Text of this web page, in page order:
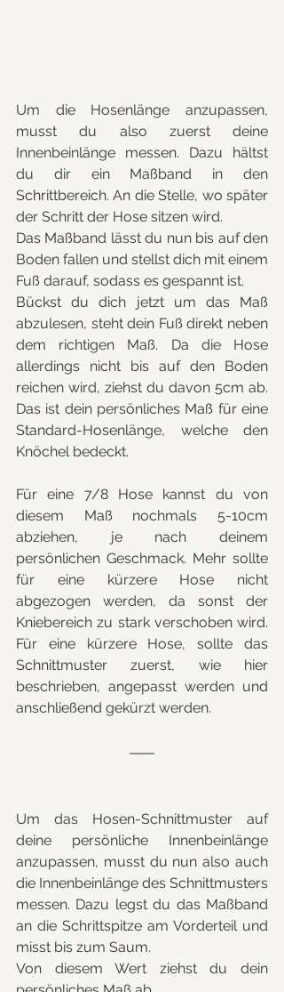
Um die Hosenlänge anzupassen,
musst du also zuerst deine
Innenbeinlänge messen. Dazu hältst
du dir ein Maßband in den
Schrittbereich. An die Stelle, wo später
der Schritt der Hose sitzen wird.
Das Maßband lässt du nun bis auf den
Boden fallen und stellst dich mit einem
Fuß darauf, sodass es gespannt ist.
Bückst du dich jetzt um das Maß
abzulesen, steht dein Fuß direkt neben
dem richtigen Maß. Da die Hose
allerdings nicht bis auf den Boden
reichen wird, ziehst du davon 5cm ab.
Das ist dein persönliches Maß für eine
Standard-Hosenlänge, welche den
Knöchel bedeckt.
Für eine 7/8 Hose kannst du von
diesem Maß nochmals 5-10cm
abziehen, je nach deinem
persönlichen Geschmack. Mehr sollte
für eine kürzere Hose nicht
abgezogen werden, da sonst der
Kniebereich zu stark verschoben wird.
Für eine kürzere Hose, sollte das
Schnittmuster zuerst, wie hier
beschrieben, angepasst werden und
anschließend gekürzt werden.
Um das Hosen-Schnittmuster auf
deine persönliche Innenbeinlänge
anzupassen, musst du nun also auch
die Innenbeinlänge des Schnittmusters
messen. Dazu legst du das Maßband
an die Schrittspitze am Vorderteil und
misst bis zum Saum.
Von diesem Wert ziehst du dein